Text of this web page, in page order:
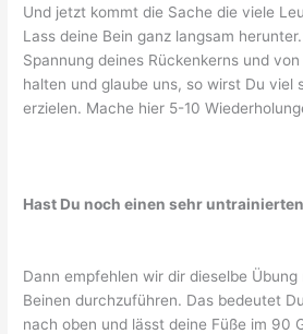
Und jetzt kommt die Sache die viele
Lass deine Bein ganz langsam
Spannung deines Rückenkerns und
halten und glaube uns, so wirst Du viel
erzielen. Mache hier 5-10
Hast Du noch einen sehr
Dann empfehlen wir dir dieselbe
Beinen durchzuführen. Das bedeutet
nach oben und lässt deine Füße im 90